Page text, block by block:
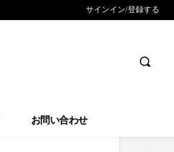
サインイン/登録する
お問い合わせ